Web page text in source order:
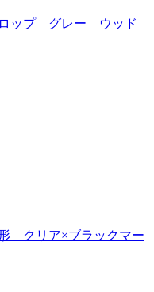
ップ グレー ウッド
クリア×ブラックマー